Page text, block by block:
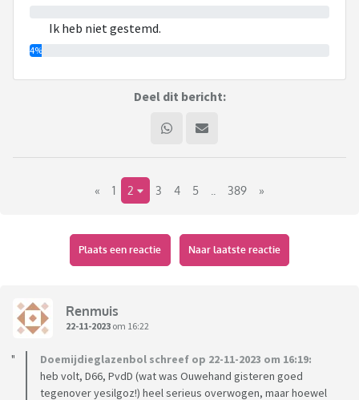
Ik heb niet gestemd.
4%
Deel dit bericht:
« 1 2 3 4 5 389 »
Plaats een reactie Naar laatste reactie
Renmuis
22-11-2023 om 16:22
Doemijdieglazenbol schreef op 22-11-2023 om 16:19:
heb volt, D66, PvdD (wat was Ouwehand gisteren goed
tegenover yesilgoz!) heel serieus overwogen, maar hoewel